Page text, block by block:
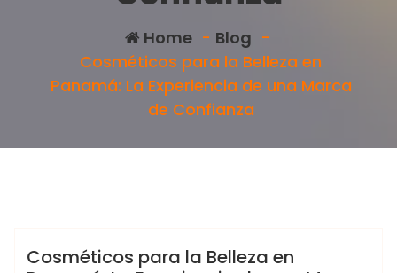
Home- Blog -
Cosméticos para la Belleza en
Panamá: La Experiencia de una Marca
de Confianza
Blog
Cosméticos para la Belleza en